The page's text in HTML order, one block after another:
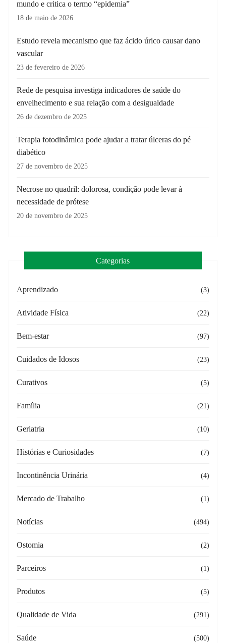
mundo e critica o termo “epidemia”
18 de maio de 2026
Estudo revela mecanismo que faz ácido úrico causar dano
vascular
23 de fevereiro de 2026
Rede de pesquisa investiga indicadores de saúde do
envelhecimento e sua relação com a desigualdade
26 de dezembro de 2025
Terapia fotodinâmica pode ajudar a tratar úlceras do pé
diabético
27 de novembro de 2025
Necrose no quadril: dolorosa, condição pode levar à
necessidade de prótese
20 de novembro de 2025
Categorias
Aprendizado (3)
Atividade Física (22)
Bem-estar (97)
Cuidados de Idosos (23)
Curativos (5)
Família (21)
Geriatria (10)
Histórias e Curiosidades (7)
Incontinência Urinária (4)
Mercado de Trabalho (1)
Notícias (494)
Ostomia (2)
Parceiros (1)
Produtos (5)
Qualidade de Vida (291)
Saúde (500)